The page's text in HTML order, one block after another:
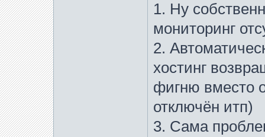
1. Ну
мониторинг
2.
хостинг
фигню вместо
отключён итп)
3. Сама